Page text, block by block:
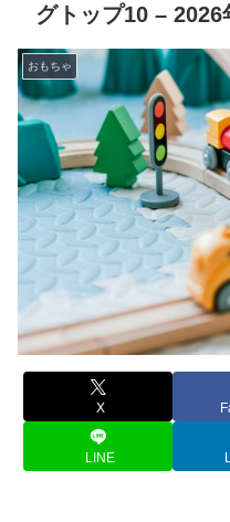
グトップ10 – 2026
おもちゃ
X
LINE